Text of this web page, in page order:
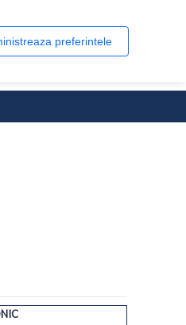
Administreaza preferintele
0 produs(e)